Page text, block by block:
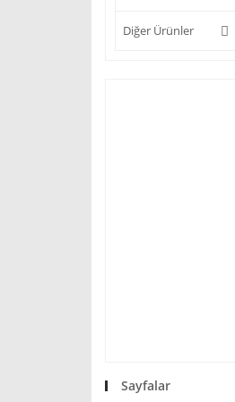
Diğer Ürünler
Sayfalar